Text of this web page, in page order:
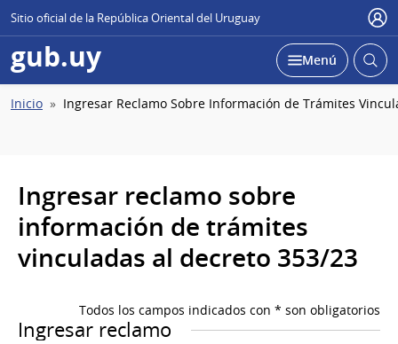
Sitio oficial de la República Oriental del Uruguay
gub.uy Desplegar
Menú Abrir
Ruta
Inicio Ingresar Reclamo Sobre Información de Trámites
Ingresar reclamo sobre
información de trámites
vinculadas al decreto 353/23
Todos los campos indicados con * son obligatorios
Ingresar reclamo